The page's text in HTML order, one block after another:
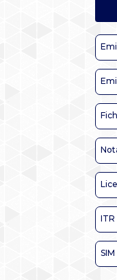
ITR